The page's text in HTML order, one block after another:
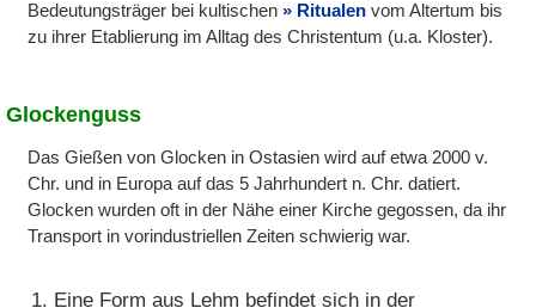
Bedeutungsträger bei kultischen
Ritualen vom Altertum bis
zu ihrer Etablierung im Alltag des Christentum (u.a. Kloster).
Glockenguss
Das Gießen von Glocken in Ostasien wird auf etwa 2000 v.
Chr. und in Europa auf das 5 Jahrhundert n. Chr. datiert.
Glocken wurden oft in der Nähe einer Kirche gegossen, da ihr
Transport in vorindustriellen Zeiten schwierig war.
Eine Form aus Lehm befindet sich in der